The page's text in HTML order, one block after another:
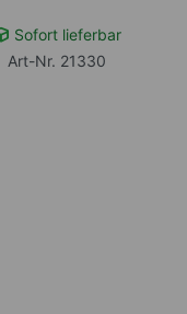
Sofort lieferbar
Art-Nr. 21330